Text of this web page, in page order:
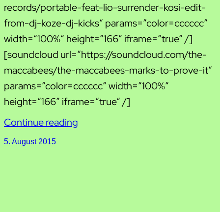
records/portable-feat-lio-surrender-kosi-edit-
from-dj-koze-dj-kicks“ params=“color=cccccc“
width=“100%“ height=“166″ iframe=“true“ /]
[soundcloud url=“https://soundcloud.com/the-
maccabees/the-maccabees-marks-to-prove-it“
params=“color=cccccc“ width=“100%“
height=“166″ iframe=“true“ /]
Continue reading
5. August 2015